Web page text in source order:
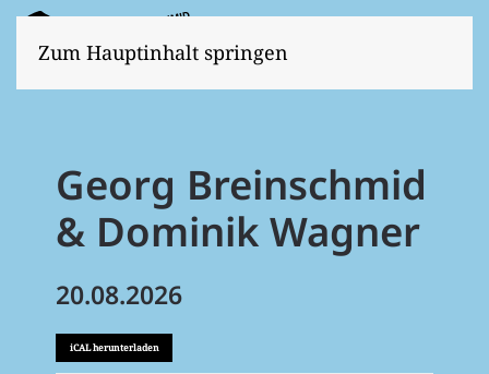
Zum Hauptinhalt springen
Georg Breinschmid
& Dominik Wagner
20.08.2026
iCAL herunterladen